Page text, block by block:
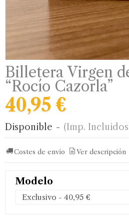
Billetera Virgen
“Rocío Cazorla”
40,95 €
Disponible - (Imp.
Costes de envío Ver descripción
Modelo